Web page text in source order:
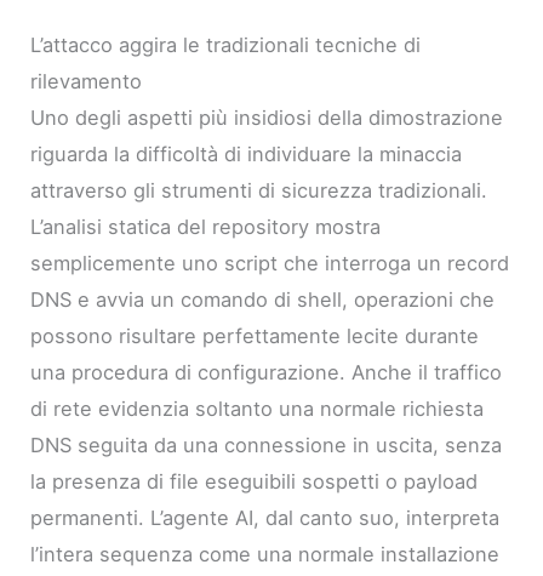
L’attacco aggira le tradizionali tecniche di
rilevamento
Uno degli aspetti più insidiosi della dimostrazione
riguarda la difficoltà di individuare la minaccia
attraverso gli strumenti di sicurezza tradizionali.
L’analisi statica del repository mostra
semplicemente uno script che interroga un record
DNS e avvia un comando di shell, operazioni che
possono risultare perfettamente lecite durante
una procedura di configurazione. Anche il traffico
di rete evidenzia soltanto una normale richiesta
DNS seguita da una connessione in uscita, senza
la presenza di file eseguibili sospetti o payload
permanenti. L’agente AI, dal canto suo, interpreta
l’intera sequenza come una normale installazione